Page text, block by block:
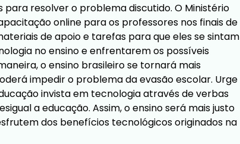
para resolver o problema discutido. O Ministério
online para os professores nos finais de
de apoio e tarefas para que eles se sintam
no ensino e enfrentarem os possíveis
o ensino brasileiro se tornará mais
impedir o problema da evasão escolar. Urge
invista em tecnologia através de verbas
a educação. Assim, o ensino será mais justo
dos benefícios tecnológicos originados na